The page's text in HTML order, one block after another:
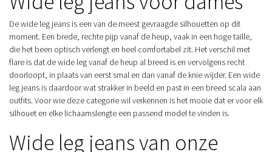
De wide leg jeans is een van de meest gevraagde silhouetten op dit
moment. Een brede, rechte pijp vanaf de heup, vaak in een hoge taille,
die het been optisch verlengt en heel comfortabel zit. Het verschil met
flare is dat de wide leg vanaf de heup al breed is en vervolgens recht
doorloopt, in plaats van eerst smal en dan vanaf de knie wijder. Een wide
leg jeans is daardoor wat strakker in beeld en past in een breed scala aan
outfits. Voor wie deze categorie wil verkennen is het mooie dat er voor elk
silhouet en elke lichaamslengte een passend model te vinden is.
Wide leg jeans van onze